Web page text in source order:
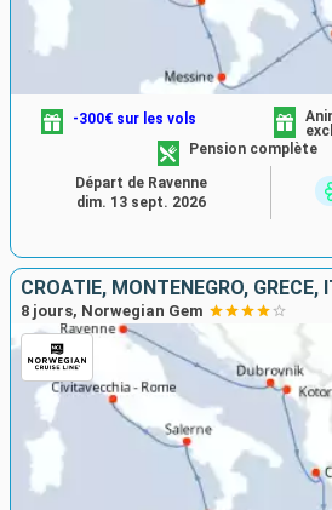
-300€ sur les vols
Pension complète
Départ de Ravenne
dim. 13 sept. 2026
CROATIE, MONTÉNÉGRO, GRÈCE,
8 jours, Norwegian Gem